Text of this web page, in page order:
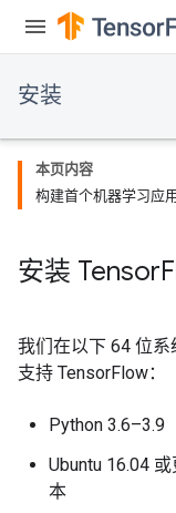
安装
本页内容
构建首个机器学习应用
安装 Tensor
我们在以下 64 位
支持 TensorFlow：
Python 3.6–3.9
Ubuntu 16.04
本